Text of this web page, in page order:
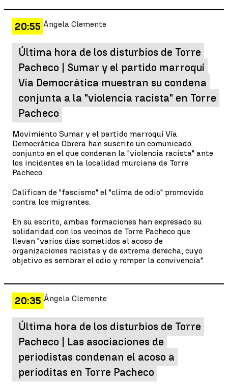
20:55 Ángela Clemente
Última hora de los disturbios de Torre
Pacheco | Sumar y el partido marroquí
Vía Democrática muestran su condena
conjunta a la "violencia racista" en Torre
Pacheco
Movimiento Sumar y el partido marroquí Vía
Democrática Obrera han suscrito un comunicado
conjunto en el que condenan la "violencia racista" ante
los incidentes en la localidad murciana de Torre
Pacheco.
Califican de "fascismo" el "clima de odio" promovido
contra los migrantes.
En su escrito, ambas formaciones han expresado su
solidaridad con los vecinos de Torre Pacheco que
llevan "varios días sometidos al acoso de
organizaciones racistas y de extrema derecha, cuyo
objetivo es sembrar el odio y romper la convivencia".
20:35 Ángela Clemente
Última hora de los disturbios de Torre
Pacheco | Las asociaciones de
periodistas condenan el acoso a
perioditas en Torre Pacheco